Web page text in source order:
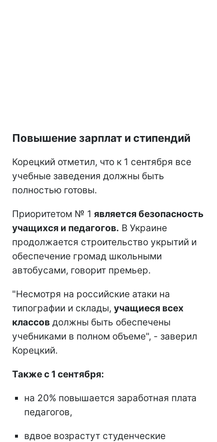
Повышение зарплат и стипендий
Корецкий отметил, что к 1 сентября все
учебные заведения должны быть
полностью готовы.
Приоритетом № 1 является безопасность
учащихся и педагогов. В Украине
продолжается строительство укрытий и
обеспечение громад школьными
автобусами, говорит премьер.
"Несмотря на российские атаки на
типографии и склады, учащиеся всех
классов должны быть обеспечены
учебниками в полном объеме", - заверил
Корецкий.
Также с 1 сентября:
на 20% повышается заработная плата
педагогов,
вдвое возрастут студенческие